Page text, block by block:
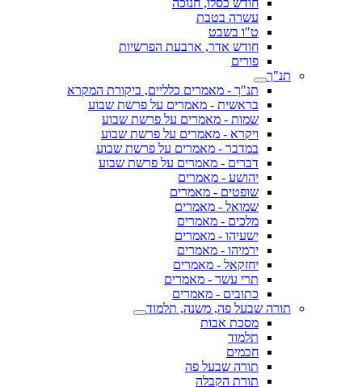
חודש כסלו, חנוכה
עשרה בטבת
ט"ו בשבט
חודש אדר, ארבעת הפרשיות
פורים
תנ"ך
תנ"ך - מאמרים כלליים, ביקורת המקרא
בראשית - מאמרים על פרשת שבוע
שמות - מאמרים על פרשת שבוע
ויקרא - מאמרים על פרשת שבוע
במדבר - מאמרים על פרשת שבוע
דברים - מאמרים על פרשת שבוע
יהושע - מאמרים
שופטים - מאמרים
שמואל - מאמרים
מלכים - מאמרים
ישעיהו - מאמרים
ירמיהו - מאמרים
יחזקאל - מאמרים
תרי עשר - מאמרים
כתובים - מאמרים
תורה שבעל פה, משנה, תלמוד
מסכת אבות
תלמוד
חכמים
תורה שבעל פה
תורת הקבלה